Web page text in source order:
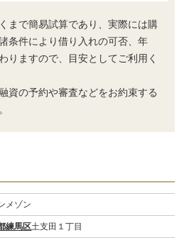
まで簡易試算であり、実際には購
条件により借り入れの可否、年
りますので、目安としてご利用く
資の予約や審査などをお約束する
メゾン
練馬区土支田１丁目